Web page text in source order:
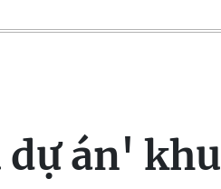
dự án' khu